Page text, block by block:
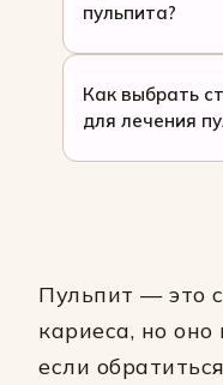
пульпита?
Как выбрать
для лечения
Пульпит — это
кариеса, но
если